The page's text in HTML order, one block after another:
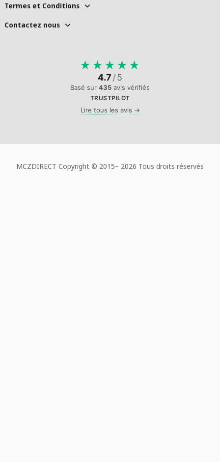
Termes et Conditions
Contactez nous
★ ★ ★ ★ ★
4.7/5
Basé sur 435 avis vérifiés
TRUSTPILOT
Lire tous les avis →
MCZDIRECT Copyright © 2015– 2026 Tous droits réservés